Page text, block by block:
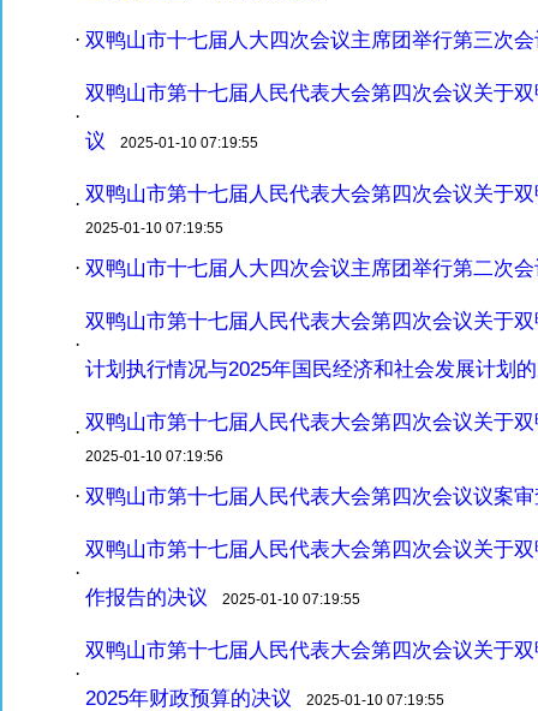
· 双鸭山市十七届人大四次会议主席团举行第三次
·
双鸭山市第十七届人民代表大会第四次会议关于
议
2025-01-10 07:19:55
· 双鸭山市第十七届人民代表大会第四次会议关于
2025-01-10 07:19:55
· 双鸭山市十七届人大四次会议主席团举行第二次
·
双鸭山市第十七届人民代表大会第四次会议关于
计划执行情况与2025年国民经济和社会发展计划
· 双鸭山市第十七届人民代表大会第四次会议关于
2025-01-10 07:19:56
· 双鸭山市第十七届人民代表大会第四次会议议案
·
双鸭山市第十七届人民代表大会第四次会议关于
作报告的决议
2025-01-10 07:19:55
·
双鸭山市第十七届人民代表大会第四次会议关于
2025年财政预算的决议
2025-01-10 07:19:55